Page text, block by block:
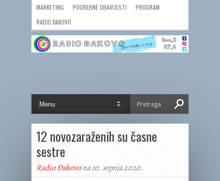
MARKETING POGREBNE OBAVIJESTI
PROGRAM
RADIO ĐAKOVO
12 novozaraženih su časne
sestre
Radio Đakovona 10. srpnja 2020.